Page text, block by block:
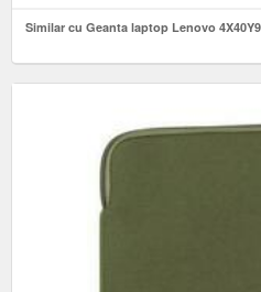
Similar cu Geanta laptop Lenovo